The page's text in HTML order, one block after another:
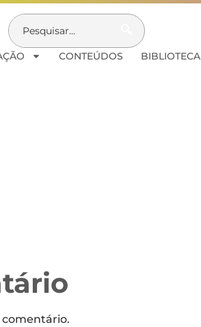
CONTEÚDOS BIBLIOTECA